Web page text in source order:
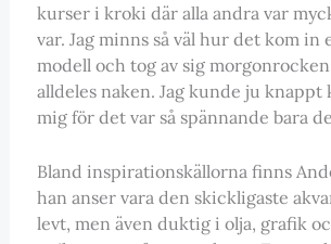
kurser i kroki där alla andra var
var. Jag minns så väl hur det kom in
modell och tog av sig
alldeles naken. Jag kunde ju
mig för det var så spännande bara
Bland inspirationskällorna finns
han anser vara den skickligaste
levt, men även duktig i olja, grafik